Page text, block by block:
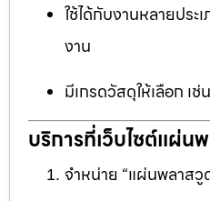
ใช้ได้กับงานหลายประ
งาน
มีเกรดวัสดุให้เลือก เ
บริการที่เว็บไซต์แผ่
จำหน่าย “แผ่นพลาสวู